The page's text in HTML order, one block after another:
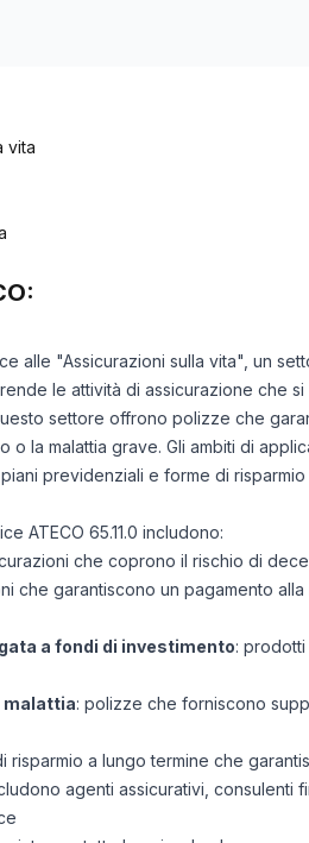
vita
alle "Assicurazioni sulla vita", un
le attività di assicurazione che
settore offrono polizze che
la malattia grave. Gli ambiti di
previdenziali e forme di risparmio
ATECO 65.11.0 includono:
che coprono il rischio di
che garantiscono un pagamento
a fondi di investimento:
malattia: polizze che forniscono
risparmio a lungo termine che
agenti assicurativi, consulenti